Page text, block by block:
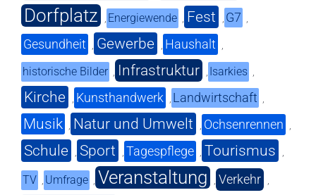
Dorfplatz , Energiewende , Fest , G7 ,
Gesundheit , Gewerbe , Haushalt ,
historische Bilder , Infrastruktur , Isarkies ,
Kirche , Kunsthandwerk , Landwirtschaft ,
Musik , Natur und Umwelt , Ochsenrennen ,
Schule , Sport , Tagespflege , Tourismus ,
TV , Umfrage , Veranstaltung , Verkehr ,